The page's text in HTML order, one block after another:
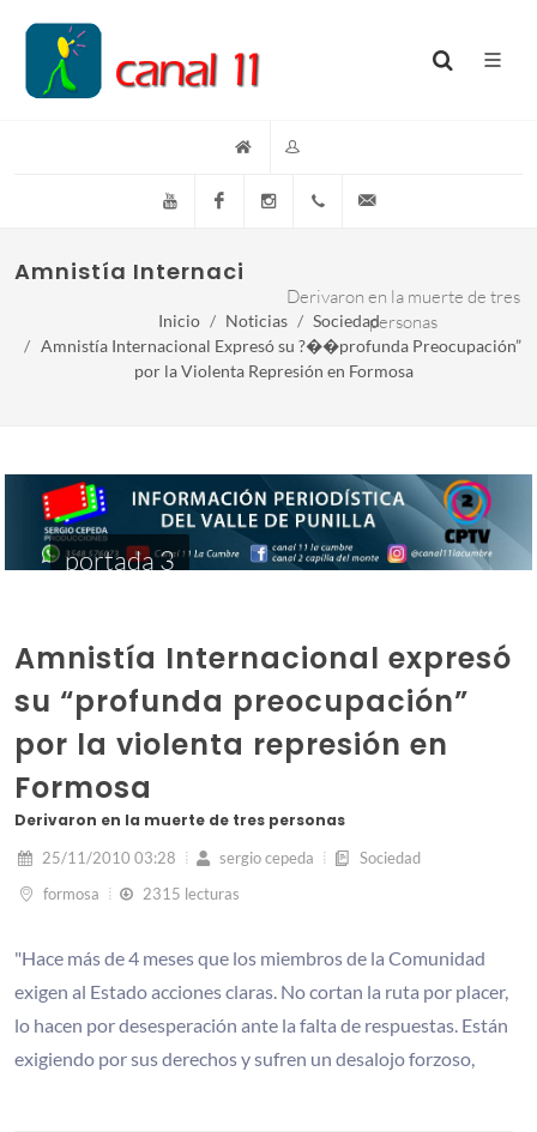
YouTube FacebookInstagram(+54)(9)3548-576073
Amnistía Internacional expresó su
Derivaron en la muerte de tres
personas
Inicio Noticias
Sociedad
Amnistía Internacional Expresó su ?��profunda Preocupación”
por la Violenta Represión en Formosa
portada 3
Amnistía Internacional expresó
su “profunda preocupación”
por la violenta represión en
Formosa
Derivaron en la muerte de tres personas
25/11/2010 03:28 sergio cepeda
Sociedad
formosa
2315 lecturas
"Hace más de 4 meses que los miembros de la Comunidad
exigen al Estado acciones claras. No cortan la ruta por placer,
lo hacen por desesperación ante la falta de respuestas. Están
exigiendo por sus derechos y sufren un desalojo forzoso,